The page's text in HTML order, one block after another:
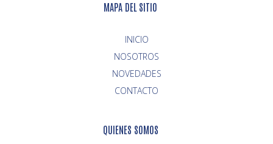
MAPA DEL SITIO
INICIO
NOVEDADES
CONTACTO
QUIENES SOMOS